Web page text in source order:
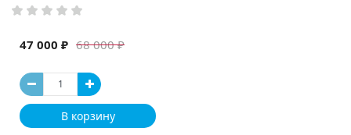
68 000 ₽
47 000 ₽
В корзину